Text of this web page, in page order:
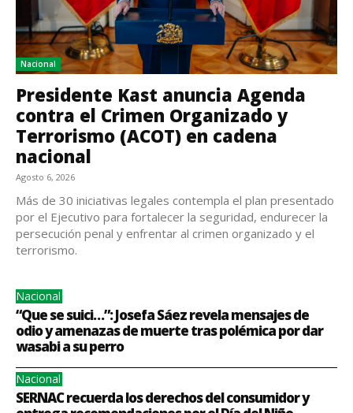
Nacional
Presidente Kast anuncia Agenda
contra el Crimen Organizado y
Terrorismo (ACOT) en cadena
nacional
Agosto 6, 2026
Más de 30 iniciativas legales contempla el plan presentado
por el Ejecutivo para fortalecer la seguridad, endurecer la
persecución penal y enfrentar al crimen organizado y el
terrorismo.
Nacional
“Que se suici…”: Josefa Sáez revela mensajes de
odio y amenazas de muerte tras polémica por dar
wasabi a su perro
Nacional
SERNAC recuerda los derechos del consumidor y